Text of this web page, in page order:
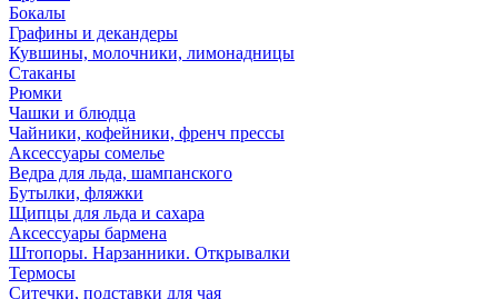
Бокалы
Графины и декандеры
Кувшины, молочники, лимонадницы
Стаканы
Рюмки
Чашки и блюдца
Чайники, кофейники, френч прессы
Аксессуары сомелье
Ведра для льда, шампанского
Бутылки, фляжки
Щипцы для льда и сахара
Аксессуары бармена
Штопоры. Нарзанники. Открывалки
Термосы
Ситечки, подставки для чая